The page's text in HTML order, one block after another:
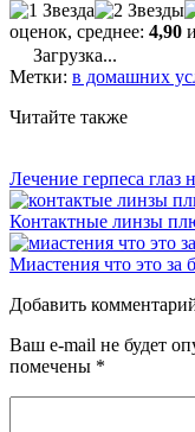
оценок, среднее: 4,90
Загрузка...
Метки: в домашних
Читайте также
Лечение герпеса глаз
Контактные линзы
Миастения что это за
Добавить
Ваш e-mail не будет
помечены *